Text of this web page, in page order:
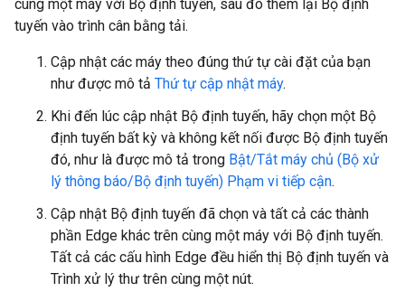
cùng một máy với Bộ định tuyến, sau đó thêm lại Bộ định
tuyến vào trình cân bằng tải.
Cập nhật các máy theo đúng thứ tự cài đặt của bạn
như được mô tả Thứ tự cập nhật máy.
Khi đến lúc cập nhật Bộ định tuyến, hãy chọn một Bộ
định tuyến bất kỳ và không kết nối được Bộ định tuyến
đó, như là được mô tả trong Bật/Tắt máy chủ (Bộ xử
lý thông báo/Bộ định tuyến) Phạm vi tiếp cận.
Cập nhật Bộ định tuyến đã chọn và tất cả các thành
phần Edge khác trên cùng một máy với Bộ định tuyến.
Tất cả các cấu hình Edge đều hiển thị Bộ định tuyến và
Trình xử lý thư trên cùng một nút.